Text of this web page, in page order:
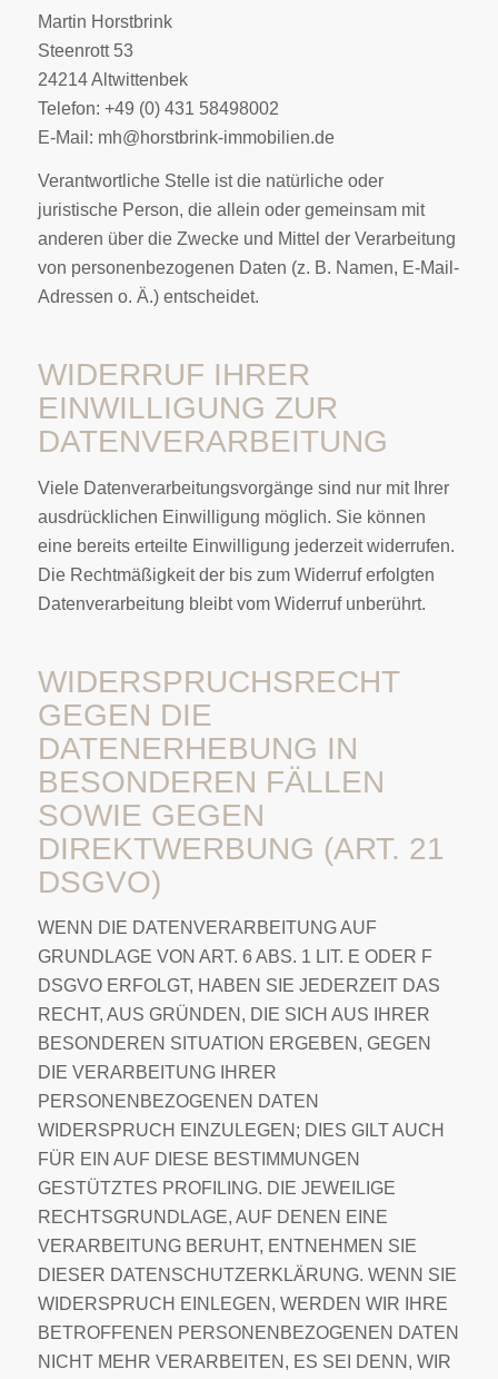
Martin Horstbrink
Steenrott 53
24214 Altwittenbek
Telefon: +49 (0) 431 58498002
E-Mail: mh@horstbrink-immobilien.de
Verantwortliche Stelle ist die natürliche oder
juristische Person, die allein oder gemeinsam mit
anderen über die Zwecke und Mittel der Verarbeitung
von personenbezogenen Daten (z. B. Namen, E-Mail-
Adressen o. Ä.) entscheidet.
WIDERRUF IHRER
EINWILLIGUNG ZUR
DATENVERARBEITUNG
Viele Datenverarbeitungsvorgänge sind nur mit Ihrer
ausdrücklichen Einwilligung möglich. Sie können
eine bereits erteilte Einwilligung jederzeit widerrufen.
Die Rechtmäßigkeit der bis zum Widerruf erfolgten
Datenverarbeitung bleibt vom Widerruf unberührt.
WIDERSPRUCHSRECHT
GEGEN DIE
DATENERHEBUNG IN
BESONDEREN FÄLLEN
SOWIE GEGEN
DIREKTWERBUNG (ART. 21
DSGVO)
WENN DIE DATENVERARBEITUNG AUF
GRUNDLAGE VON ART. 6 ABS. 1 LIT. E ODER F
DSGVO ERFOLGT, HABEN SIE JEDERZEIT DAS
RECHT, AUS GRÜNDEN, DIE SICH AUS IHRER
BESONDEREN SITUATION ERGEBEN, GEGEN
DIE VERARBEITUNG IHRER
PERSONENBEZOGENEN DATEN
WIDERSPRUCH EINZULEGEN; DIES GILT AUCH
FÜR EIN AUF DIESE BESTIMMUNGEN
GESTÜTZTES PROFILING. DIE JEWEILIGE
RECHTSGRUNDLAGE, AUF DENEN EINE
VERARBEITUNG BERUHT, ENTNEHMEN SIE
DIESER DATENSCHUTZERKLÄRUNG. WENN SIE
WIDERSPRUCH EINLEGEN, WERDEN WIR IHRE
BETROFFENEN PERSONENBEZOGENEN DATEN
NICHT MEHR VERARBEITEN, ES SEI DENN, WIR